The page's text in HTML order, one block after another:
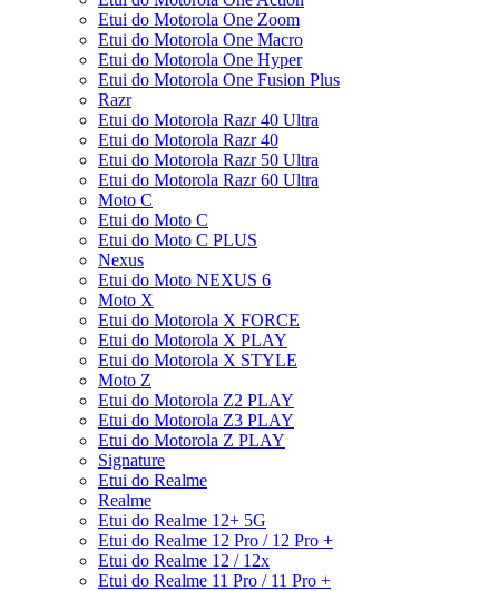
Etui do Motorola One Zoom
Etui do Motorola One Macro
Etui do Motorola One Hyper
Etui do Motorola One Fusion Plus
Razr
Etui do Motorola Razr 40 Ultra
Etui do Motorola Razr 40
Etui do Motorola Razr 50 Ultra
Etui do Motorola Razr 60 Ultra
Moto C
Etui do Moto C
Etui do Moto C PLUS
Nexus
Etui do Moto NEXUS 6
Moto X
Etui do Motorola X FORCE
Etui do Motorola X PLAY
Etui do Motorola X STYLE
Moto Z
Etui do Motorola Z2 PLAY
Etui do Motorola Z3 PLAY
Etui do Motorola Z PLAY
Signature
Etui do Realme
Realme
Etui do Realme 12+ 5G
Etui do Realme 12 Pro / 12 Pro +
Etui do Realme 12 / 12x
Etui do Realme 11 Pro / 11 Pro +